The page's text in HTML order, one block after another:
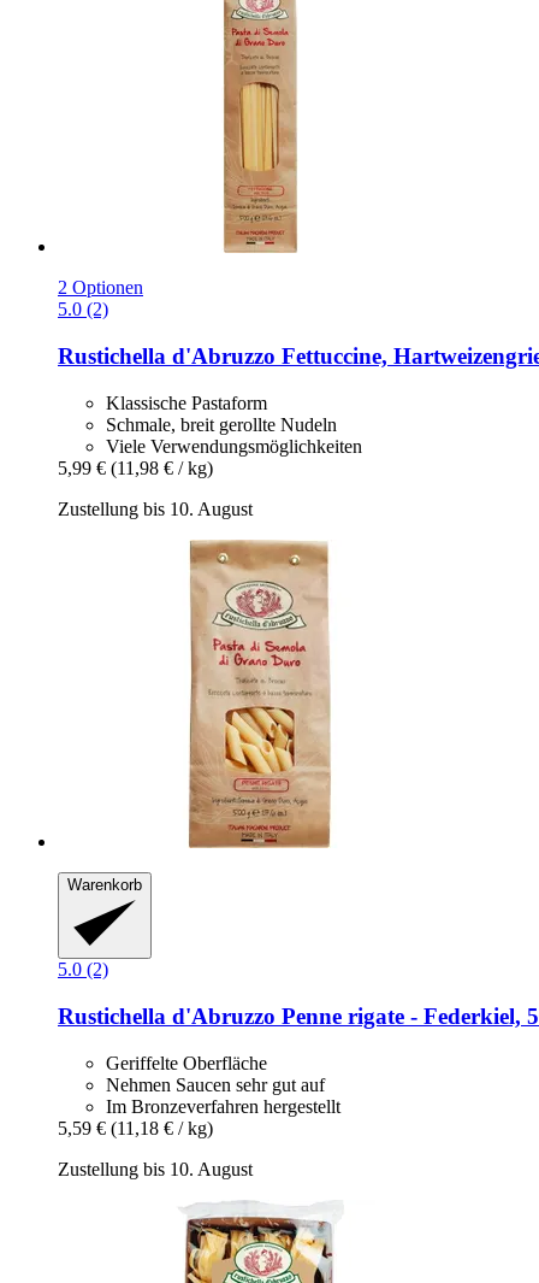
2 Optionen
5.0 (2)
Rustichella d'Abruzzo Fettuccine,
Klassische Pastaform
Schmale, breit gerollte Nudeln
Viele Verwendungsmöglichkeiten
5,99 € (11,98 € / kg)
Zustellung bis 10. August
Warenkorb
5.0 (2)
Rustichella d'Abruzzo Penne rigate -​ Federkiel,
Geriffelte Oberfläche
Nehmen Saucen sehr gut auf
Im Bronzeverfahren hergestellt
5,59 € (11,18 € / kg)
Zustellung bis 10. August